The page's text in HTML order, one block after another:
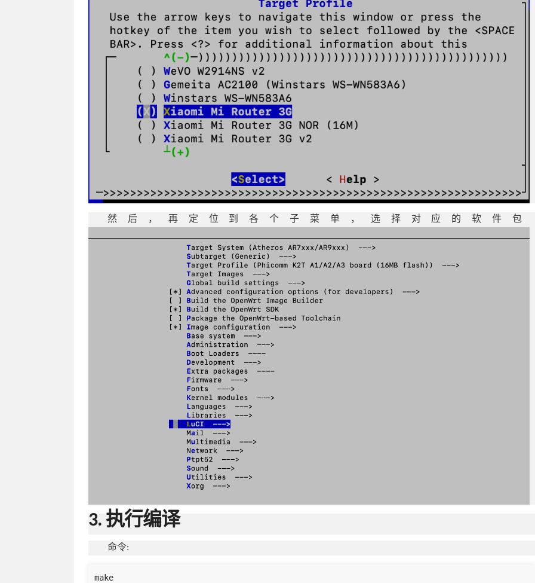
然后，再定位到各个子菜单，选择对应的软件包
3. 执行编译
命令:
make